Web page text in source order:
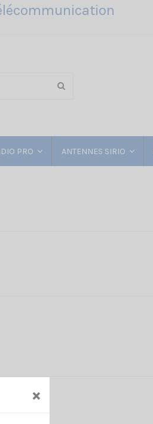
PRO ANTENNES SIRIO
×